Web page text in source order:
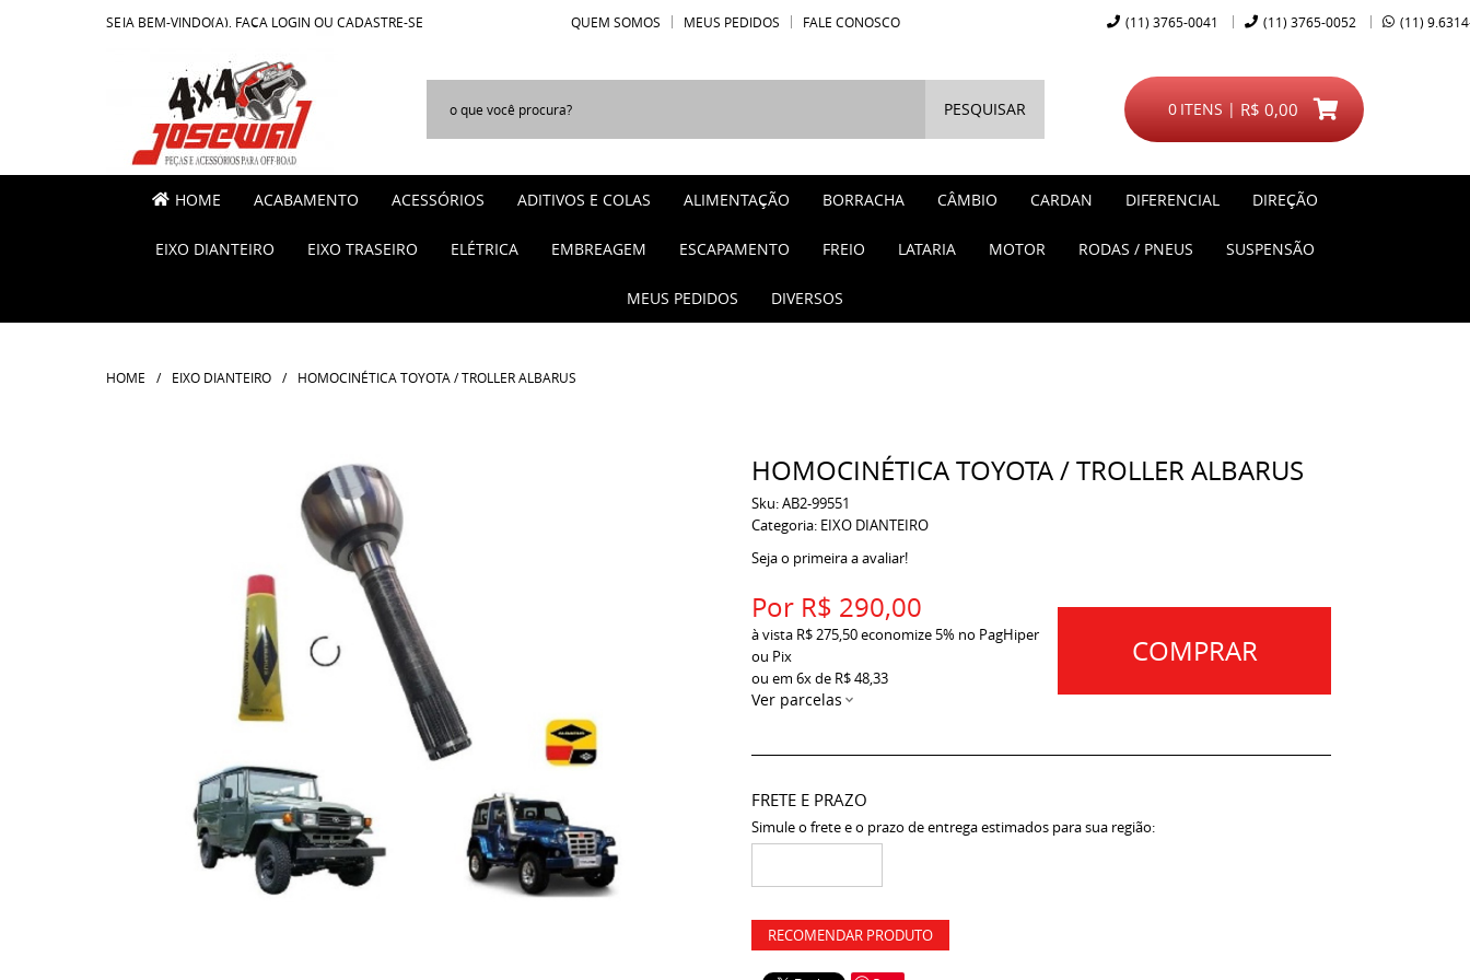
SEJA BEM-VINDO(A), FAÇA LOGIN OU CADASTRE-SE QUEM SOMOS MEUS PEDIDOS FALE CONOSCO (11) 3765-0041 (11) 3765-0052 (11)
PESQUISAR ITENS
0 R$ 0,00
HOME ACABAMENTO ACESSÓRIOS ADITIVOS E COLAS ALIMENTAÇÃO BORRACHA CÂMBIO CARDAN DIFERENCIAL DIREÇÃO
EIXO DIANTEIRO EIXO TRASEIRO ELÉTRICA EMBREAGEM ESCAPAMENTO FREIO LATARIA MOTOR RODAS / PNEUS SUSPENSÃO
MEUS PEDIDOS DIVERSOS
HOME EIXO DIANTEIRO HOMOCINÉTICA TOYOTA / TROLLER ALBARUS
HOMOCINÉTICA TOYOTA / TROLLER ALBARUS
Sku:AB2-99551
Categoria: EIXO DIANTEIRO
Seja o primeira a avaliar!
Por R$ 290,00
à vista R$ 275,50economize 5% no PagHiper
ou Pix
ou em 6xde R$ 48,33
Ver parcelas
COMPRAR
FRETE E PRAZO
Simule o frete e o prazo de entrega estimados para sua região:
RECOMENDAR PRODUTO